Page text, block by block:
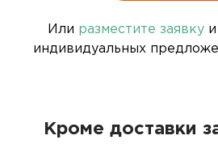
Или разместите заявкуи
индивидуальных
Кроме доставки